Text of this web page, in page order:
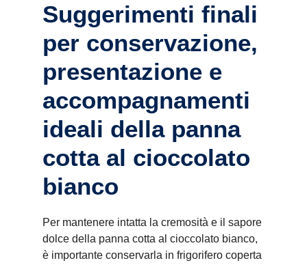
Suggerimenti finali
per conservazione,
presentazione e
accompagnamenti
ideali della panna
cotta al cioccolato
bianco
Per mantenere intatta la cremosità e il sapore
dolce della panna cotta al cioccolato bianco,
è importante conservarla in frigorifero coperta